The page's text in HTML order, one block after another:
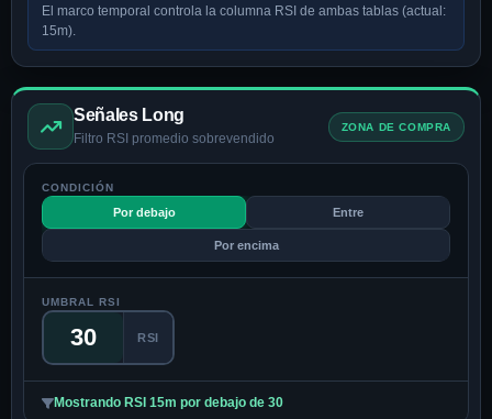
El marco temporal controla la columna RSI de ambas tablas (actual:
15m).
Señales Long
Filtro RSI promedio sobrevendido
ZONA DE COMPRA
CONDICIÓN
Por debajo Entre
Por encima
UMBRAL RSI
RSI
Mostrando RSI 15m por debajo de 30